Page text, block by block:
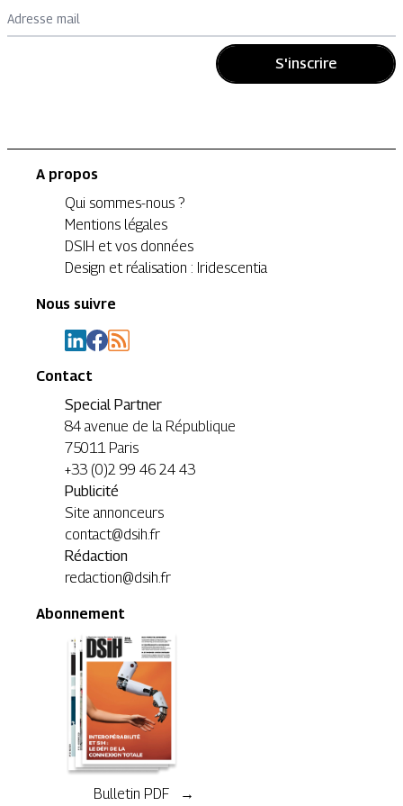
Adresse mail
S'inscrire
A propos
Qui sommes-nous ?
Mentions légales
DSIH et vos données
Design et réalisation : Iridescentia
Nous suivre
Contact
Special Partner
84 avenue de la République
75011 Paris
+33 (0)2 99 46 24 43
Publicité
Site annonceurs
contact@dsih.fr
Rédaction
redaction@dsih.fr
Abonnement
Bulletin PDF →